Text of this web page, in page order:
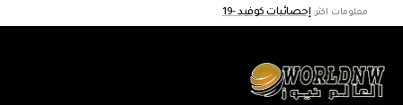
معلومات اكثر: إحصائيات كوفيد -19